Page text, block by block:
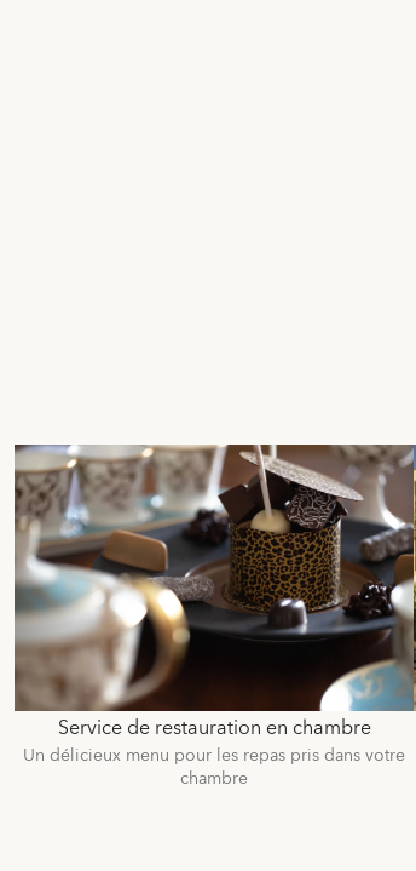
Service de restauration en chambre
Un délicieux menu pour les repas pris dans votre
chambre